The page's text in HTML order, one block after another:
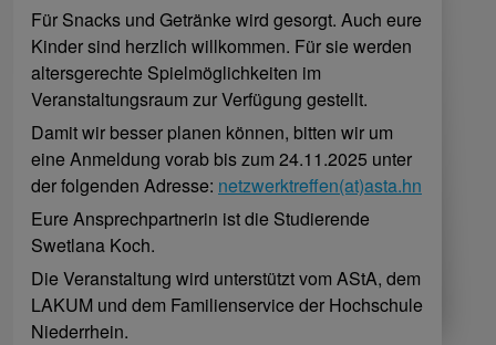
Für Snacks und Getränke wird gesorgt. Auch eure
Kinder sind herzlich willkommen. Für sie werden
altersgerechte Spielmöglichkeiten im
Veranstaltungsraum zur Verfügung gestellt.
Damit wir besser planen können, bitten wir um
eine Anmeldung vorab bis zum 24.11.2025 unter
der folgenden Adresse: netzwerktreffen(at)asta.hn
Eure Ansprechpartnerin ist die Studierende
Swetlana Koch.
Die Veranstaltung wird unterstützt vom AStA, dem
LAKUM und dem Familienservice der Hochschule
Niederrhein.